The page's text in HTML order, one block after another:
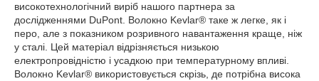
високотехнологічний виріб нашого партнера за
дослідженнями DuPont. Волокно Kevlar® таке ж легке, як і
перо, але з показником розривного навантаження краще, ніж
у сталі. Цей матеріал відрізняється низькою
електропровідністю і усадкою при температурному впливі.
Волокно Kevlar® використовується скрізь, де потрібна висока